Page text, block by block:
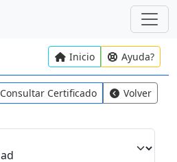
Inicio Ayuda?
Consultar Certificado Volver